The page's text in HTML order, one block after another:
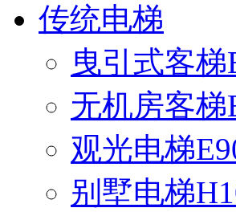
传统电梯
曳引式客梯
无机房客梯
观光电梯
别墅电梯